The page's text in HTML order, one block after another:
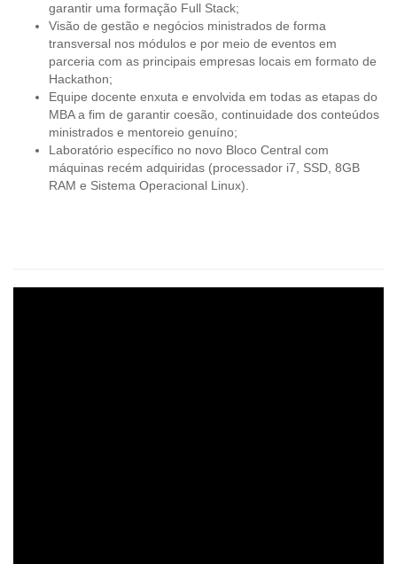
garantir uma formação Full Stack;
Visão de gestão e negócios ministrados de forma
transversal nos módulos e por meio de eventos em
parceria com as principais empresas locais em formato de
Hackathon;
Equipe docente enxuta e envolvida em todas as etapas do
MBA a fim de garantir coesão, continuidade dos conteúdos
ministrados e mentoreio genuíno;
Laboratório específico no novo Bloco Central com
máquinas recém adquiridas (processador i7, SSD, 8GB
RAM e Sistema Operacional Linux).